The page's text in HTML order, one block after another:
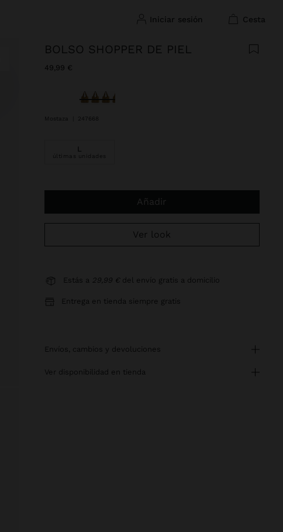
iniciar sesión cesta
BOLSO SHOPPER DE PIEL
49,99 €
Seleccionado
Mostaza 247668
L
últimas unidades
Añadir
Ver look
Estás a 29,99 € del envío gratis a domicilio
Entrega en tienda siempre gratis
envíos, cambios y devoluciones
ver disponibilidad en tienda